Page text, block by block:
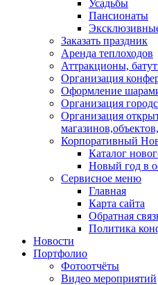
Усадьбы
Пансионаты
Заказать праздник
Аренда теплоходов
Аттракционы,
Организация
Оформление
Организация
Организация
Корпоративный
Каталог
Новый год в
Сервисное меню
Главная
Карта сайта
Обратная
Политика
Новости
Портфолио
Фотоотчёты
Видео мероприятий